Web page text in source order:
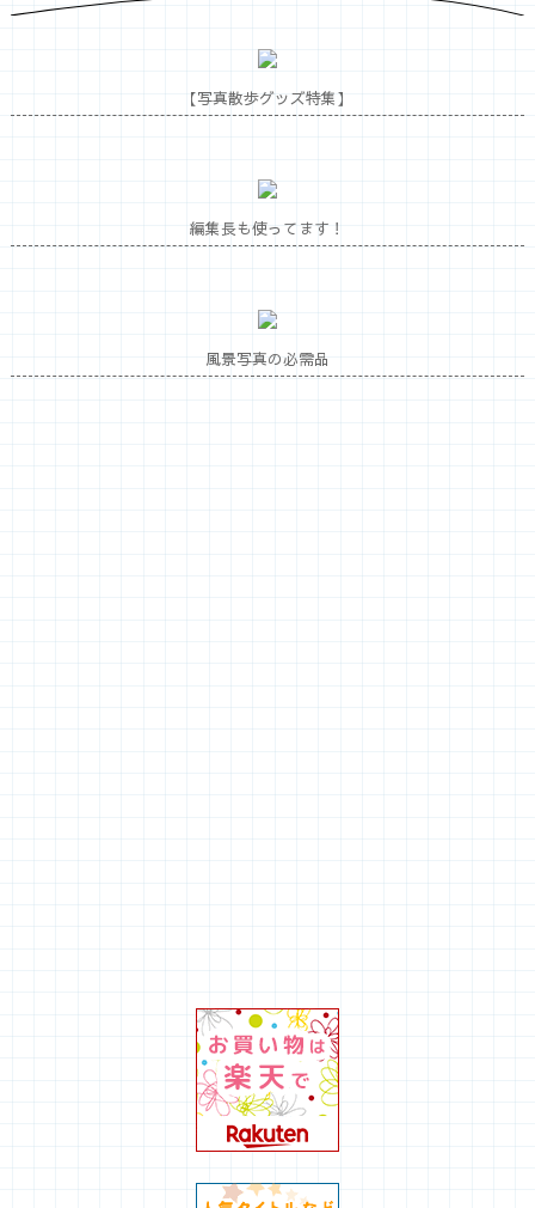
【写真散歩グッズ特集】
編集長も使ってます！
風景写真の必需品